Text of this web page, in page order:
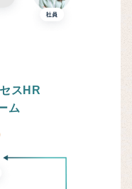
スHR
ム